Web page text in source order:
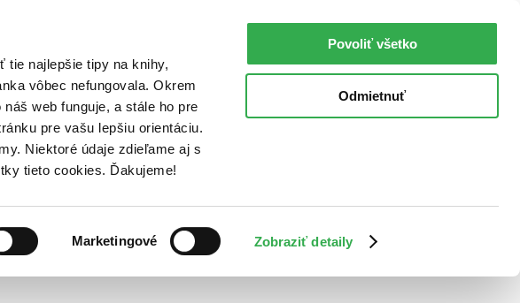
tie najlepšie tipy na knihy,
vôbec nefungovala. Okrem
web funguje, a stále ho pre
pre vašu lepšiu orientáciu.
Niektoré údaje zdieľame aj s
tieto cookies. Ďakujeme!
Marketingové Zobraziť detaily
Povoliť všetko
Odmietnuť